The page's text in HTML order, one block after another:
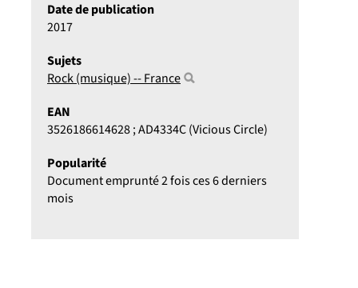
Date de publication
2017
Sujets
Rock (musique) -- France
EAN
3526186614628 ; AD4334C (Vicious Circle)
Popularité
Document emprunté 2 fois ces 6 derniers
mois